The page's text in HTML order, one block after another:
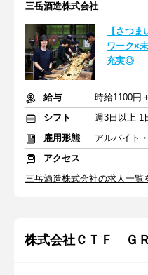
三岳酒造株式会社
【さつ
ワーク×
充実◎
給与
時給1100円
シフト
週3日以上 1
雇用形態
アルバイト
アクセス
三岳酒造株式会社の求人一覧
株式会社ＣＴＦ Ｇ